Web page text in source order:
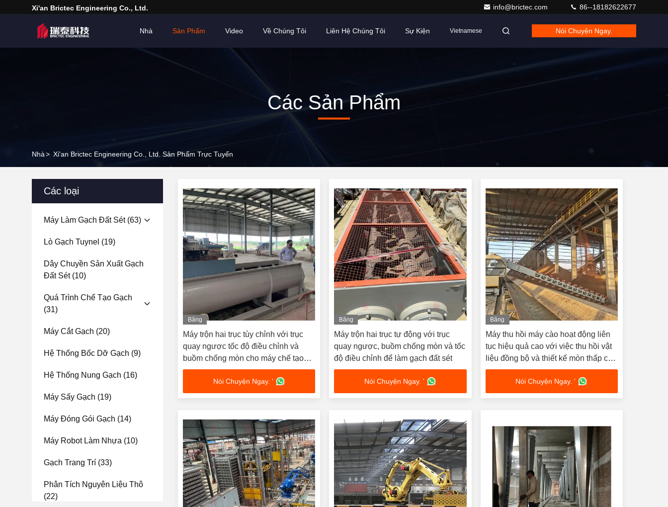
Xi'an Brictec Engineering Co., Ltd. info@brictec.com 86--18182622677
Nhà Sản Phẩm Video Về Chúng Tôi Liên Hệ Chúng Tôi Sự Kiện Vietnamese Nói Chuyện Ngay.
Các Sản Phẩm
Nhà> Xi'an Brictec Engineering Co., Ltd. Sản Phẩm Trực Tuyến
Các loại
Máy Làm Gạch Đất Sét(63)
Lò Gạch Tuynel (19)
Dây Chuyền Sản Xuất Gạch
Đất Sét(10)
Quá Trình Chế Tạo Gạch
(31)
Máy Cắt Gạch (20)
Hệ Thống Bốc Dỡ Gạch (9)
Hệ Thống Nung Gạch (16)
Máy Sấy Gạch (19)
Máy Đóng Gói Gạch (14)
Máy Robot Làm Nhựa (10)
Gạch Trang Trí (33)
Phân Tích Nguyên Liệu Thô
(22)
Băng
hình
Máy trộn hai trục tùy chỉnh với trục
quay ngược tốc độ điều chỉnh và
buồm chống mòn cho máy chế tạo
gạch đất sét
Nói Chuyện Ngay. '
Băng
hình
Máy trộn hai trục tự động với trục
quay ngược, buồm chống mòn và tốc
độ điều chỉnh để làm gạch đất sét
Nói Chuyện Ngay. '
Băng
hình
Máy thu hồi máy cào hoạt động liên
tục hiệu quả cao với việc thu hồi vật
liệu đồng bộ và thiết kế mòn thấp cho
việc sản xuất gạch đất sét
Nói Chuyện Ngay. '